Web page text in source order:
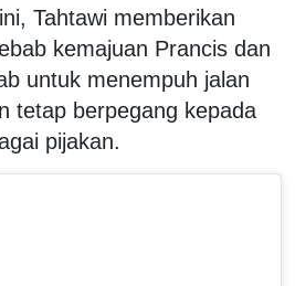
Tahtawi memberikan
kemajuan Prancis dan
untuk menempuh jalan
tetap berpegang kepada
pijakan.